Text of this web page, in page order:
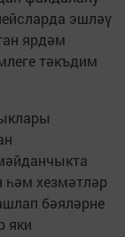
эшләү
ярдәм
тәкъдим
һәм хезмәтләр
бәяләрне
яки